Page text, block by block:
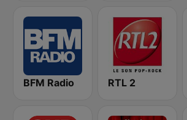
BFM Radio RTL 2